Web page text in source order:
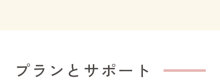
プランとサポート